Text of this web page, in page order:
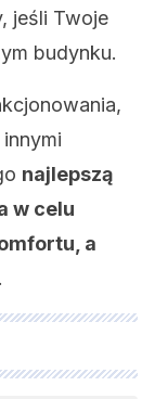
jeśli Twoje
budynku.
najlepszą
w celu
a
.